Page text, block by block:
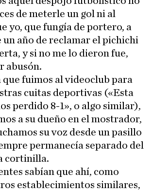
de meterle un gol ni al
yo, que fungía de portero, a
año de reclamar el pichichi
y si no me lo dieron fue,
abusón.
fuimos al videoclub para
cuitas deportivas («Esta
perdido 8-1», o algo similar),
a su dueño en el mostrador,
su voz desde un pasillo
permanecía separado del
cortinilla.
sabían que ahí, como
establecimientos similares,